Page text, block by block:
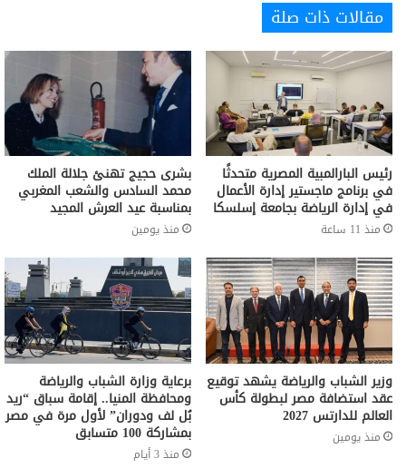
مقالات ذات صلة
رئيس البارالمبية المصرية متحدثًا
في برنامج ماجستير إدارة الأعمال
في إدارة الرياضة بجامعة إسلسكا
منذ 11 ساعة
بشرى حجيج تهنئ جلالة الملك
محمد السادس والشعب المغربي
بمناسبة عيد العرش المجيد
منذ يومين
وزير الشباب والرياضة يشهد توقيع
عقد استضافة مصر لبطولة كأس
العالم للدارتس 2027
منذ يومين
برعاية وزارة الشباب والرياضة
ومحافظة المنيا.. إقامة سباق “ريد
بُل لف ودوران” لأول مرة في مصر
بمشاركة 100 متسابق
منذ 3 أيام